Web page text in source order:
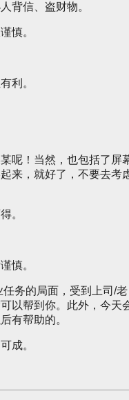
背信、盗财物。
慎。
利。
呢！当然，也包括了屏
来，就好了，不要去考
。
慎。
任务的局面，受到上司/老
以帮到你。此外，今天
有帮助的。
成。